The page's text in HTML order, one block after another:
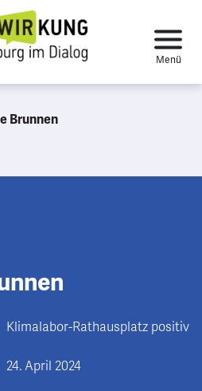
Brunnen
Klimalabor-Rathausplatz positiv
24. April 2024